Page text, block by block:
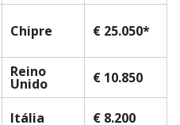
Chipre € 25.050*
Reino
Unido € 10.850
Itália € 8.200